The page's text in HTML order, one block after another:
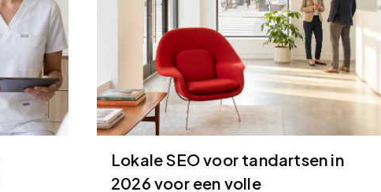
Lokale SEO voor tandartsen in
2026 voor een volle